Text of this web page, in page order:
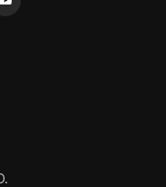
permitirle satisfacer sus
y
centros de
domésticas, pequeños